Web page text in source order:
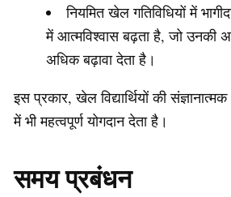
नियमित खेल गतिविधियों में
में आत्मविश्वास बढ़ता है, जो उनकी
अधिक बढ़ावा देता है।
इस प्रकार, खेल विद्यार्थियों की
में भी महत्वपूर्ण योगदान देता है।
समय प्रबंधन